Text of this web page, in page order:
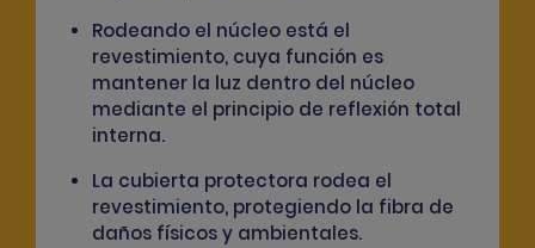
Rodeando el núcleo está el
revestimiento, cuya función es
mantener la luz dentro del núcleo
mediante el principio de reflexión total
interna.
La cubierta protectora rodea el
revestimiento, protegiendo la fibra de
daños físicos y ambientales.